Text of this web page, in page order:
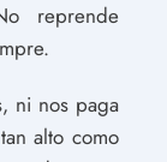
reprende
ni nos paga
alto como